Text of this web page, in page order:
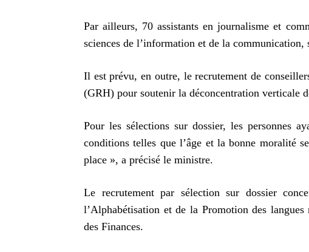
Par ailleurs, 70 assistants en journalisme et
sciences de l’information et de la communication,
Il est prévu, en outre, le recrutement de
(GRH) pour soutenir la déconcentration verticale
Pour les sélections sur dossier, les personnes
conditions telles que l’âge et la bonne moralité
place », a précisé le ministre.
Le recrutement par sélection sur dossier
l’Alphabétisation et de la Promotion des
des Finances.